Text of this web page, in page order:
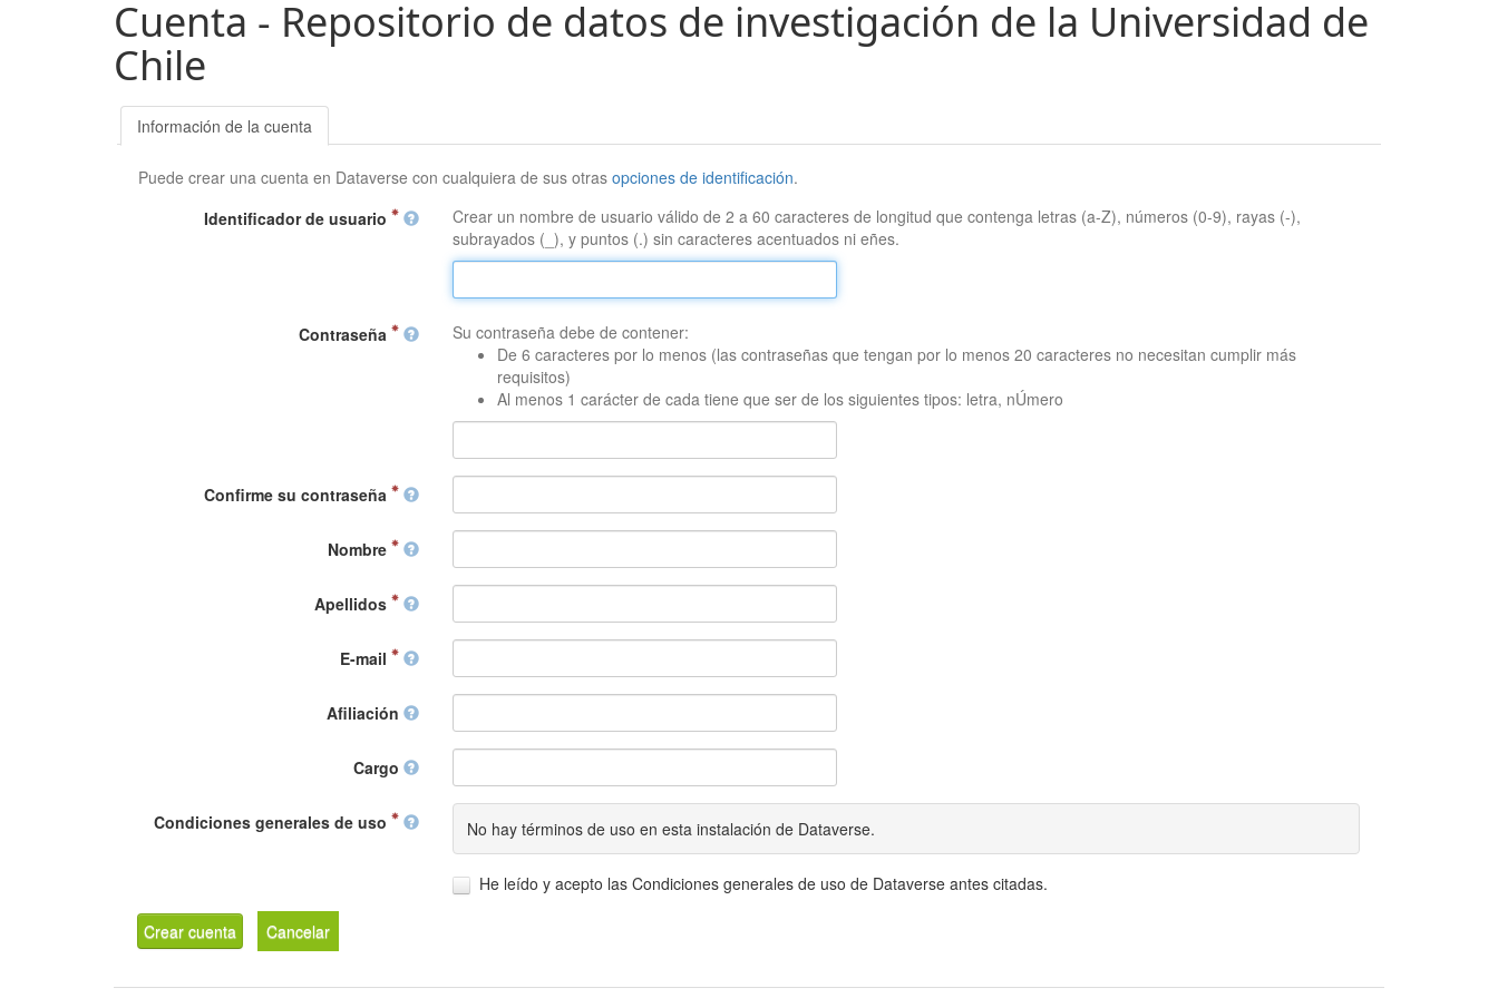
Cuenta - Repositorio de datos de investigación de la Universidad de
Chile
Información de la cuenta
Puede crear una cuenta en Dataverse con cualquiera de sus otrasopciones de identificación.
Identificador de usuario
Crear un nombre de usuario válido de 2 a 60 caracteres de longitud que contenga letras (a-Z), números (0-9), rayas (-),
subrayados (_), y puntos (.) sin caracteres acentuados ni eñes.
Contraseña
Su contraseña debe de contener:
De 6 caracteres por lo menos (las contraseñas que tengan por lo menos 20 caracteres no necesitan cumplir más
requisitos)
Al menos 1 carácter de cada tiene que ser de los siguientes tipos: letra, nÚmero
Confirme su contraseña
Nombre
Apellidos
E-mail
Afiliación
Cargo
Condiciones generales de uso No hay términos de uso en esta instalación de Dataverse.
He leído y acepto las Condiciones generales de uso de Dataverse antes citadas.
Crear cuenta Cancelar